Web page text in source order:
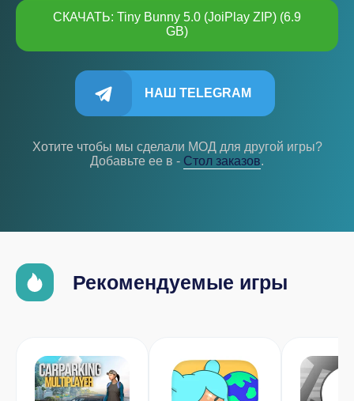
СКАЧАТЬ: Tiny Bunny 5.0 (JoiPlay ZIP) (6.9
GB)
НАШ TELEGRAM
Хотите чтобы мы сделали МОД для другой игры?
Добавьте ее в - Cтол заказов.
Рекомендуемые игры